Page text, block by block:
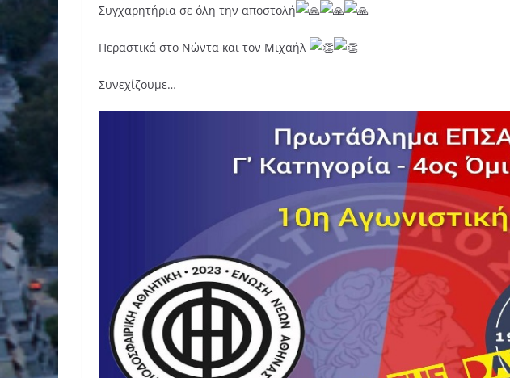
Συγχαρητήρια σε όλη την αποστολή
Περαστικά στο Νώντα και τον Μιχαήλ
Συνεχίζουμε…